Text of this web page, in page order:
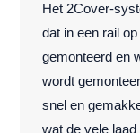
Het 2Cover-
dat in een rail
gemonteerd en
wordt
snel en
wat de vele